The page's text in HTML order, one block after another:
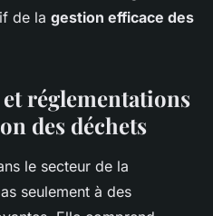
de la gestion efficace des
réglementations
des déchets
le secteur de la
seulement à des